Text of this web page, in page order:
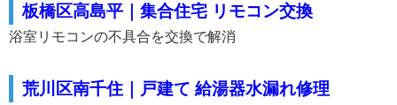
板橋区高島平｜集合住宅 リモコン交換
浴室リモコンの不具合を交換で解消
荒川区南千住｜戸建て 給湯器水漏れ修理